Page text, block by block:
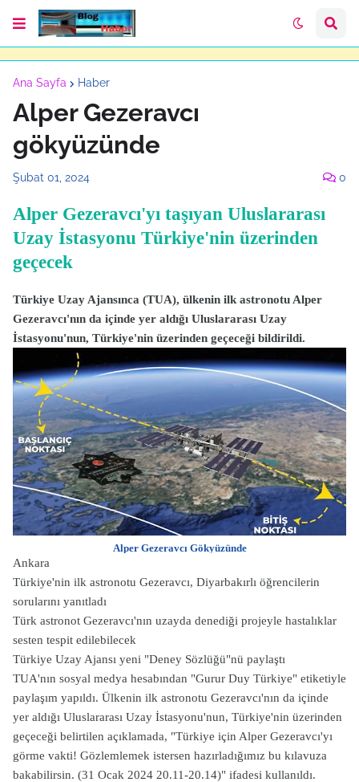
Ana Sayfa Haber
Alper Gezeravcı
gökyüzünde
Şubat 01, 2024 0
Alper Gezeravcı'yı taşıyan Uluslararası
Uzay İstasyonu Türkiye'nin üzerinden
geçecek
Türkiye Uzay Ajansınca (TUA), ülkenin ilk astronotu Alper
Gezeravcı'nın da içinde yer aldığı Uluslararası Uzay
İstasyonu'nun, Türkiye'nin üzerinden geçeceği bildirildi.
Alper Gezeravcı Gökyüzünde
Ankara
Türkiye'nin ilk astronotu Gezeravcı, Diyarbakırlı öğrencilerin
sorularını yanıtladı
Türk astronot Gezeravcı'nın uzayda denediği projeyle hastalıklar
sesten tespit edilebilecek
Türkiye Uzay Ajansı yeni "Deney Sözlüğü"nü paylaştı
TUA'nın sosyal medya hesabından "Gurur Duy Türkiye" etiketiyle
paylaşım yapıldı. Ülkenin ilk astronotu Gezeravcı'nın da içinde
yer aldığı Uluslararası Uzay İstasyonu'nun, Türkiye'nin üzerinden
geçeceği belirtilen açıklamada, "Türkiye için Alper Gezeravcı'yı
görme vakti! Gözlemlemek istersen hazırladığımız bu kılavuza
bakabilirsin. (31 Ocak 2024 20.11-20.14)" ifadesi kullanıldı.